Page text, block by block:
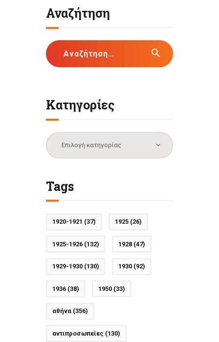
Αναζήτηση
Αναζήτηση
για:
Κατηγορίες
Κατηγορίες
Tags
1920-1921 (37) 1925(26)
1925-1926(132) 1928(47)
1929-1930(130) 1930(92)
1936(38) 1950(33)
αθήνα(356)
αντιπροσωπείες (130)